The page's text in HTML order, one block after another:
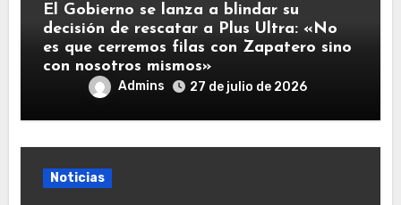
El Gobierno se lanza a blindar su
decisión de rescatar a Plus Ultra: «No
es que cerremos filas con Zapatero sino
con nosotros mismos»
Admins 27 de julio de 2026
Noticias